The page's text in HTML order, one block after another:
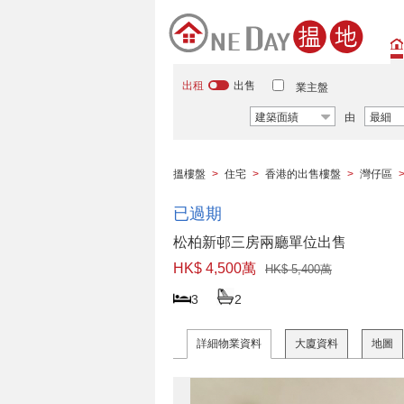
出租 出售 業主盤
建築面績 由 最細
搵樓盤 > 住宅 > 香港的出售樓盤 > 灣仔區 >
已過期
松柏新邨三房兩廳單位出售
HK$ 4,500萬
HK$ 5,400萬
3 2
詳細物業資料 大廈資料 地圖